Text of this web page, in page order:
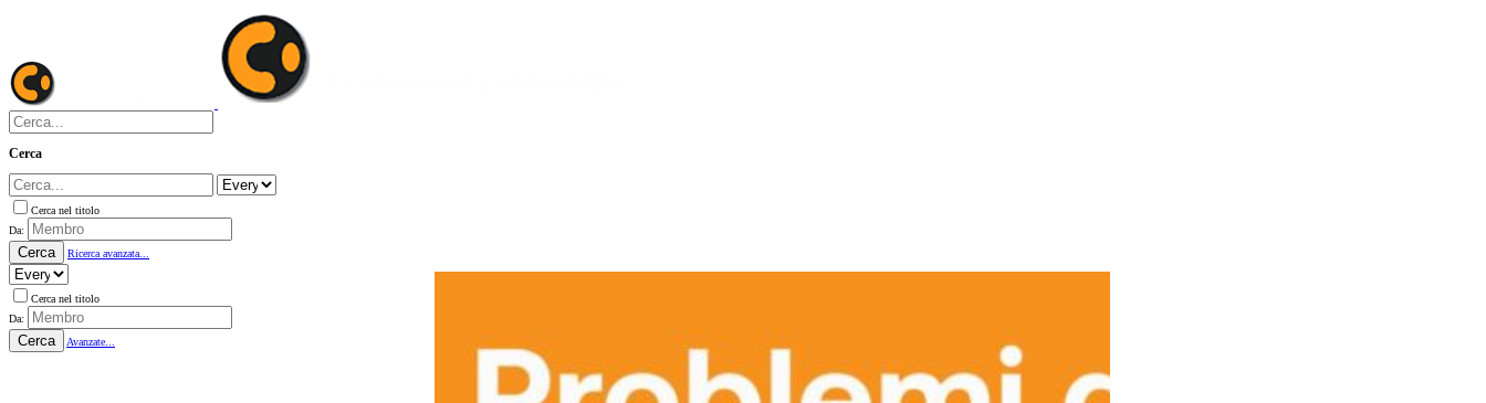
Cerca
Cerca nel titolo
Da:
Cerca Ricerca avanzata...
Cerca nel titolo
Da:
Cerca Avanzate...